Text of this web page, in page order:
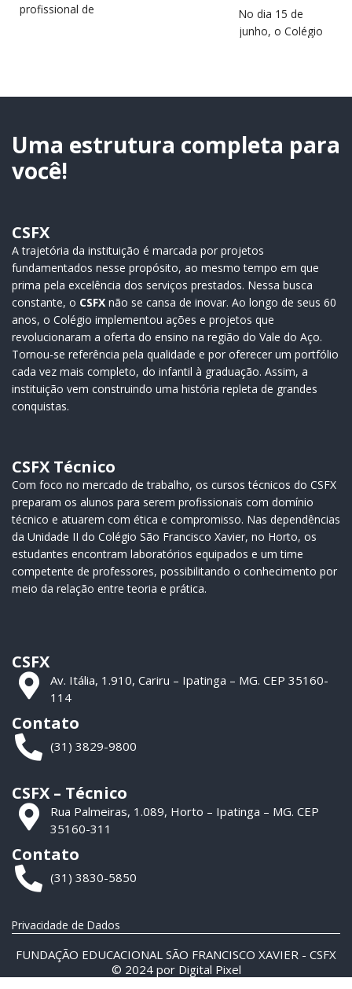
profissional de
próximo dia 2 de
No dia 15 de
junho, o Colégio
de história,
transformação
de…
Uma estrutura completa para
você!
CSFX
A trajetória da instituição é marcada por projetos
fundamentados nesse propósito, ao mesmo tempo em que
prima pela excelência dos serviços prestados. Nessa busca
constante, o CSFX não se cansa de inovar. Ao longo de seus 60
anos, o Colégio implementou ações e projetos que
revolucionaram a oferta do ensino na região do Vale do Aço.
Tornou-se referência pela qualidade e por oferecer um portfólio
cada vez mais completo, do infantil à graduação. Assim, a
instituição vem construindo uma história repleta de grandes
conquistas.
CSFX Técnico
Com foco no mercado de trabalho, os cursos técnicos do CSFX
preparam os alunos para serem profissionais com domínio
técnico e atuarem com ética e compromisso. Nas dependências
da Unidade II do Colégio São Francisco Xavier, no Horto, os
estudantes encontram laboratórios equipados e um time
competente de professores, possibilitando o conhecimento por
meio da relação entre teoria e prática.
CSFX
Av. Itália, 1.910, Cariru – Ipatinga – MG. CEP 35160-
114
Contato
(31) 3829-9800
CSFX – Técnico
Rua Palmeiras, 1.089, Horto – Ipatinga – MG. CEP
35160-311
Contato
(31) 3830-5850
Privacidade de Dados
FUNDAÇÃO EDUCACIONAL SÃO FRANCISCO XAVIER - CSFX
© 2024 por Digital Pixel